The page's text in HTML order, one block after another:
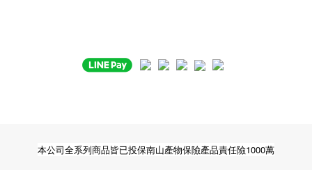
本公司全系列商品皆已投保南山產物保險產品責任險1000萬